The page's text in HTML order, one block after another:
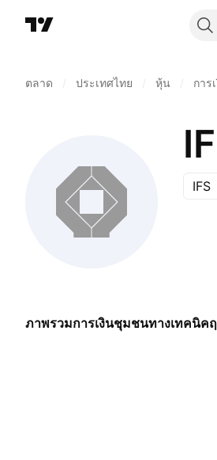
ตลาด ประเทศไทย หุ้น การ
IFS
ภาพรวมการเงินชุมชนทางเทคนิค